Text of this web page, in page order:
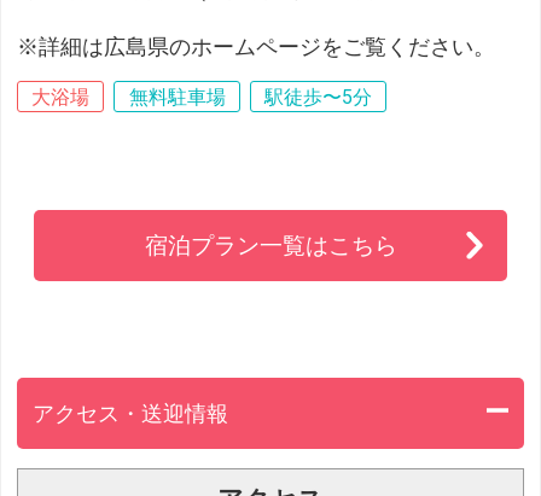
※詳細は広島県のホームページをご覧ください。
大浴場 無料駐車場 駅徒歩〜5分
宿泊プラン一覧はこちら
アクセス・送迎情報